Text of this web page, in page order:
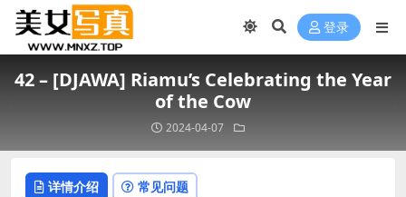
登录
42 – [DJAWA] Riamu’s Celebrating the Year
of the Cow
2024-04-07
详情介绍 常见问题